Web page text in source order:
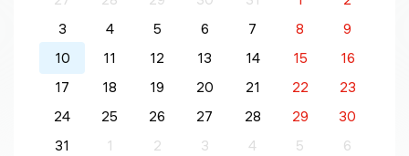
3
4 5 6 7 8
9
10
11 12 13 14 15
16
17
18 19 20 21 22
23
24
25 26 27 28 29
30
31
1 2 3 4 5 6